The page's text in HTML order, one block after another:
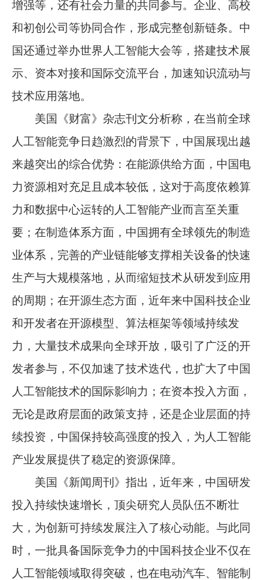
增强等，还有社会力量的共同参与。企业、高校
和初创公司等协同合作，形成完整创新链条。中
国还通过举办世界人工智能大会等，搭建技术展
示、资本对接和国际交流平台，加速知识流动与
技术应用落地。
美国《财富》杂志刊文分析称，在当前全球
人工智能竞争日趋激烈的背景下，中国展现出越
来越突出的综合优势：在能源供给方面，中国电
力资源相对充足且成本较低，这对于高度依赖算
力和数据中心运转的人工智能产业而言至关重
要；在制造体系方面，中国拥有全球领先的制造
业体系，完善的产业链能够支撑相关设备的快速
生产与大规模落地，从而缩短技术从研发到应用
的周期；在开源生态方面，近年来中国科技企业
和开发者在开源模型、算法框架等领域持续发
力，大量技术成果向全球开放，吸引了广泛的开
发者参与，不仅加速了技术迭代，也扩大了中国
人工智能技术的国际影响力；在资本投入方面，
无论是政府层面的政策支持，还是企业层面的持
续投资，中国保持较高强度的投入，为人工智能
产业发展提供了稳定的资源保障。
美国《新闻周刊》指出，近年来，中国研发
投入持续快速增长，顶尖研究人员队伍不断壮
大，为创新可持续发展注入了核心动能。与此同
时，一批具备国际竞争力的中国科技企业不仅在
人工智能领域取得突破，也在电动汽车、智能制